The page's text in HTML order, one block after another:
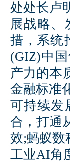
处处长卢
展战略、
措，系统
(GIZ)中
产力的本
金融标准
可持续发
合，打通
效;蚂蚁数
工业AI角